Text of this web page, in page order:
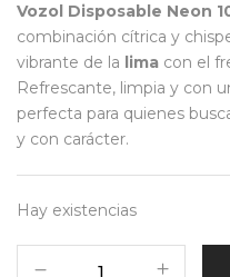
Vozol Disposable Neon
combinación cítrica y
vibrante de la lima con el
Refrescante, limpia y con
perfecta para quienes
y con carácter.
Hay existencias